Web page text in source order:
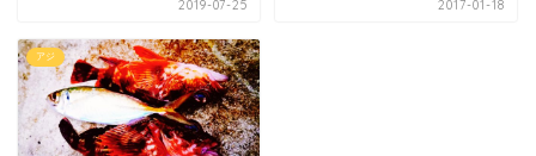
2019-07-25 2017-01-18
アジ